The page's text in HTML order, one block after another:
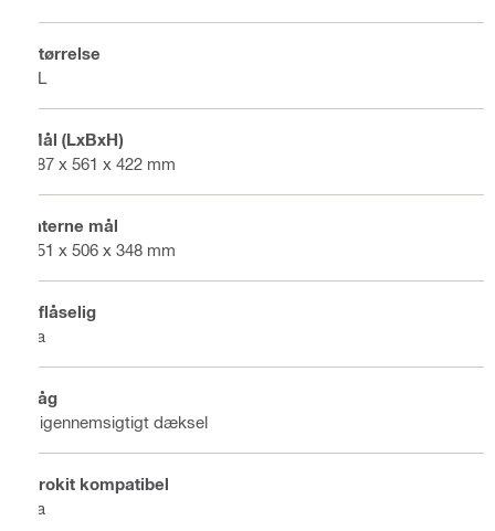
Størrelse
XL
Mål (LxBxH)
387 x 561 x 422 mm
Interne mål
351 x 506 x 348 mm
Aflåselig
Ja
Låg
Uigennemsigtigt dæksel
Prokit kompatibel
Ja